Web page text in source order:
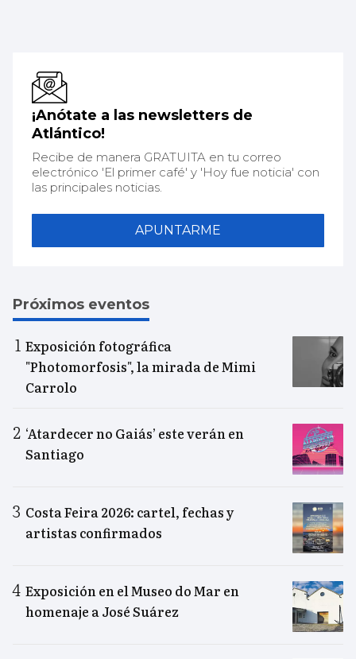
¡Anótate a las newsletters de
Atlántico!
Recibe de manera GRATUITA en tu correo
electrónico 'El primer café' y 'Hoy fue noticia' con
las principales noticias.
APUNTARME
Próximos eventos
Exposición fotográfica
"Photomorfosis", la mirada de Mimi
Carrolo
‘Atardecer no Gaiás’ este verán en
Santiago
Costa Feira 2026: cartel, fechas y
artistas confirmados
Exposición en el Museo do Mar en
homenaje a José Suárez